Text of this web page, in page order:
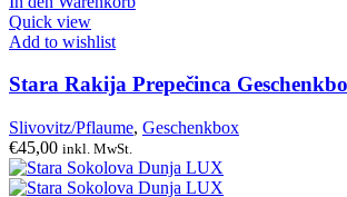
Quick view
Add to wishlist
Stara Rakija Prepečinca
Slivovitz/Pflaume, Geschenkbox
€45,00 inkl. MwSt.